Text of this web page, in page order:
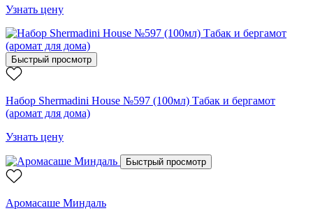
Узнать цену
Быстрый просмотр
Набор Shermadini House №597 (100мл) Табак и бергамот
(аромат для дома)
Узнать цену
Быстрый просмотр
Аромасаше Миндаль